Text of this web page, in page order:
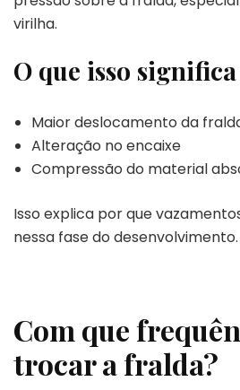
virilha.
O que isso
Maior deslocamento da
Alteração no encaixe
Compressão do material
Isso explica por que
nessa fase do desenvolvimento.
Com que
trocar a fralda?